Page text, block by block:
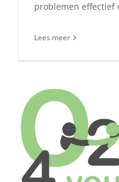
problemen effectief
Lees meer